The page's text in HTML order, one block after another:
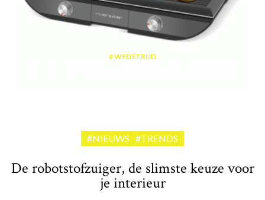
WEDSTRIJD
#NIEUWS #TRENDS
De robotstofzuiger, de slimste keuze voor
je interieur